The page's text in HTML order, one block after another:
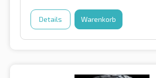
Details Warenkorb